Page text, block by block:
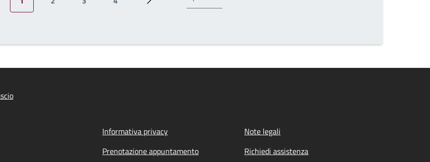
precedente
Pagina attuale
Pagina Pagina Pagina Prossima pagina
Informativa privacy
Note legali
Prenotazione appuntamento Richiedi assistenza